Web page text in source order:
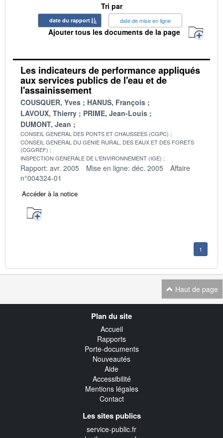
Tri par
date du rapport date de mise en ligne
Ajouter tous les documents de la page
Les indicateurs de performance appliqués
aux services publics de l'eau et de
l'assainissement
COUSQUER, Yves
HANUS, François
LAVOUX, Thierry
PRIME, Jean-Louis
DUMONT, Jean
CONSEIL GENERAL DES PONTS ET CHAUSSEES (CGPC)
CONSEIL GENERAL DU GENIE RURAL, DES EAUX ET DES FORETS
(CGGREF)
INSPECTION GENERALE DE L'ENVIRONNEMENT (IGE)
Rapport: avr. 2005 Mise en ligne: déc. 2005
Affaire
n°004324-01
Accéder à la notice
1
Haut de page
Plan du site
Accueil
Rapports
Porte-documents
Nouveautés
Aide
Accessibilité
Mentions légales
Contact
Les sites publics
service-public.fr